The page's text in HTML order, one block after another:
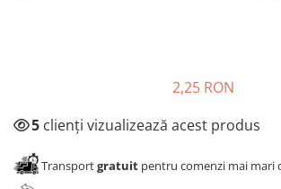
2,25 RON
5 clienți vizualizează acest produs
Transportgratuit pentru comenzi mai mari